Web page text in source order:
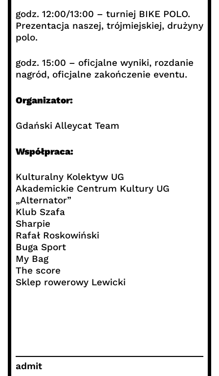
godz. 12:00/13:00 – turniej BIKE POLO.
Prezentacja naszej, trójmiejskiej, drużyny
polo.
godz. 15:00 – oficjalne wyniki, rozdanie
nagród, oficjalne zakończenie eventu.
Organizator:
Gdański Alleycat Team
Współpraca:
Kulturalny Kolektyw UG
Akademickie Centrum Kultury UG
„Alternator”
Klub Szafa
Sharpie
Rafał Roskowiński
Buga Sport
My Bag
The score
Sklep rowerowy Lewicki
admit